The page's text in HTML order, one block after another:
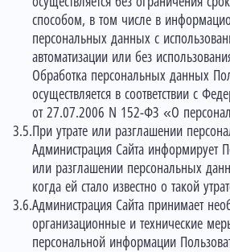
способом, в том числе в
персональных данных с
автоматизации или без
Обработка персональных данных
осуществляется в соответствии с
от 27.07.2006 N 152-ФЗ «О
При утрате или разглашении
Администрация Сайта информирует
или разглашении персональных
когда ей стало известно о такой
Администрация Сайта принимает
организационные и технические
персональной информации